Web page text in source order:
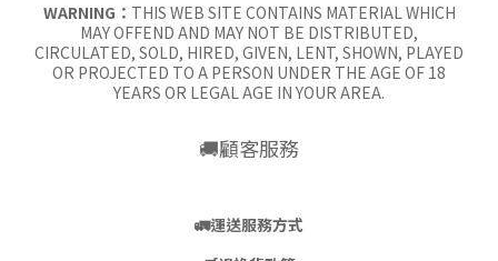
WARNING： THIS WEB SITE CONTAINS MATERIAL WHICH
MAY OFFEND AND MAY NOT BE DISTRIBUTED,
CIRCULATED, SOLD, HIRED, GIVEN, LENT, SHOWN, PLAYED
OR PROJECTED TO A PERSON UNDER THE AGE OF 18
YEARS OR LEGAL AGE IN YOUR AREA.
🚚顧客服務
🚛運送服務方式